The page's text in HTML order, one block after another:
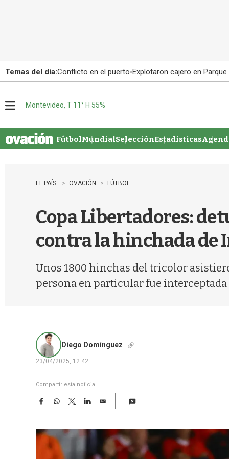
Temas del día:Conflicto en el puerto Explotaron cajero en
u
Montevideo, T 11° H 55%
FútbolMundialSelecciónEstadisticas
EL PAÍS OVACIÓN FÚTBOL
Copa Libertadores:
contra la hinchada de
Unos 1800 hinchas del tricolor
persona en particular fue
Diego Domínguez
23/04/2025, 12:42
Compartir esta noticia
F
e
b
o
W
t
s
A
T
w
t
t
L
k
E
i
l